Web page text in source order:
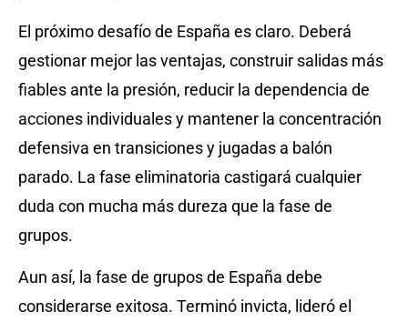
El próximo desafío de España es claro. Deberá
gestionar mejor las ventajas, construir salidas más
fiables ante la presión, reducir la dependencia de
acciones individuales y mantener la concentración
defensiva en transiciones y jugadas a balón
parado. La fase eliminatoria castigará cualquier
duda con mucha más dureza que la fase de
grupos.
Aun así, la fase de grupos de España debe
considerarse exitosa. Terminó invicta, lideró el